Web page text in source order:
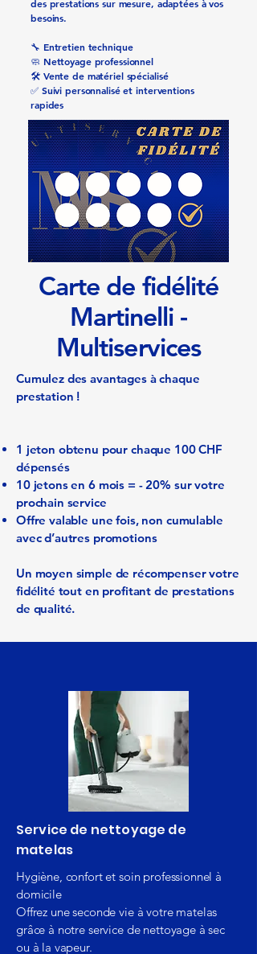
des prestations sur mesure, adaptées à vos
besoins.
🔧 Entretien technique
🧼 Nettoyage professionnel
🛠️ Vente de matériel spécialisé
✅ Suivi personnalisé et interventions
rapides
Carte de fidélité
Martinelli -
Multiservices
Cumulez des avantages à chaque
prestation !
1 jeton obtenu pour chaque 100 CHF
dépensés
10 jetons en 6 mois = - 20% sur votre
prochain service
Offre valable une fois, non cumulable
avec d’autres promotions
Un moyen simple de récompenser votre
fidélité tout en profitant de prestations
de qualité.
Service de nettoyage de
matelas
Hygiène, confort et soin professionnel à
domicile
Offrez une seconde vie à votre matelas
grâce à notre service de nettoyage à sec
ou à la vapeur.